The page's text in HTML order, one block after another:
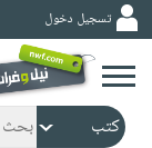
ورقية
المواضيع
تسجيل دخول